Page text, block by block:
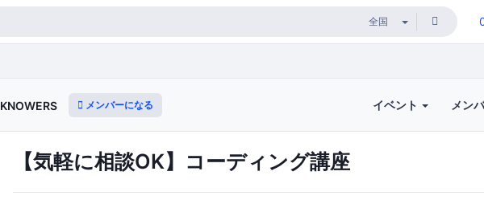
KNOWERS メンバーになる イベント メン
【気軽に相談OK】コーディング講座